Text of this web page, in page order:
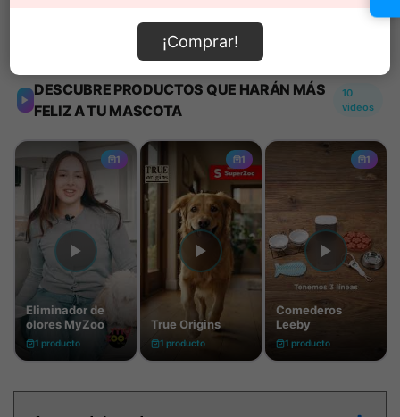
¡Comprar!